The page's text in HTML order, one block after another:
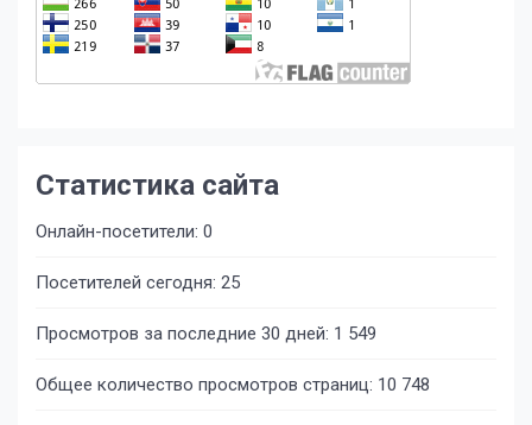
Статистика сайта
Онлайн-посетители: 0
Посетителей сегодня: 25
Просмотров за последние 30 дней: 1 549
Общее количество просмотров страниц: 10 748